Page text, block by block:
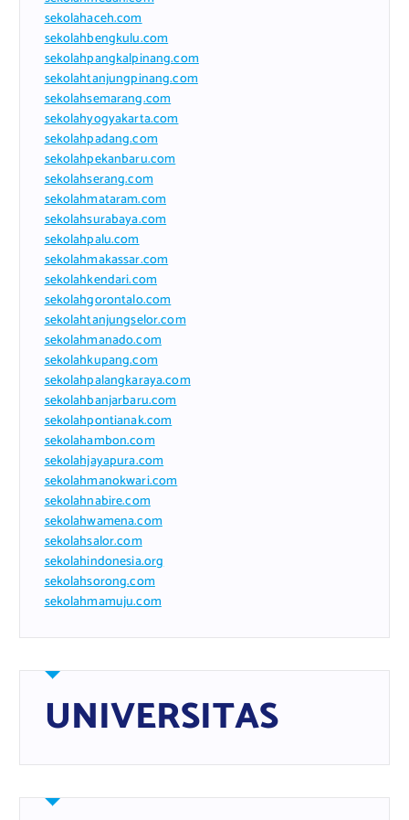
sekolahaceh.com
sekolahbengkulu.com
sekolahpangkalpinang.com
sekolahtanjungpinang.com
sekolahsemarang.com
sekolahyogyakarta.com
sekolahpadang.com
sekolahpekanbaru.com
sekolahserang.com
sekolahmataram.com
sekolahsurabaya.com
sekolahpalu.com
sekolahmakassar.com
sekolahkendari.com
sekolahgorontalo.com
sekolahtanjungselor.com
sekolahmanado.com
sekolahkupang.com
sekolahpalangkaraya.com
sekolahbanjarbaru.com
sekolahpontianak.com
sekolahambon.com
sekolahjayapura.com
sekolahmanokwari.com
sekolahnabire.com
sekolahwamena.com
sekolahsalor.com
sekolahindonesia.org
sekolahsorong.com
sekolahmamuju.com
UNIVERSITAS